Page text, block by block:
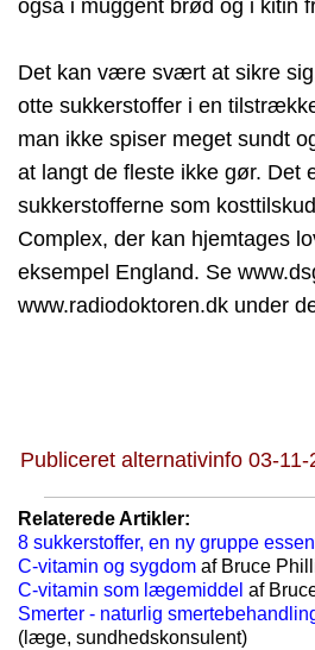
også i muggent brød og i kitin
Det kan være svært at sikre
otte sukkerstoffer i en
man ikke spiser meget sundt
at langt de fleste ikke gør. Det
sukkerstofferne som
Complex, der kan hjemtages
eksempel England. Se
www.radiodoktoren.dk under
Publiceret alternativinfo 03-
Relaterede Artikler:
8 sukkerstoffer, en ny gruppe
C-vitamin og sygdom af Bruce
C-vitamin som lægemiddel af
Smerter - naturlig
(læge, sundhedskonsulent)